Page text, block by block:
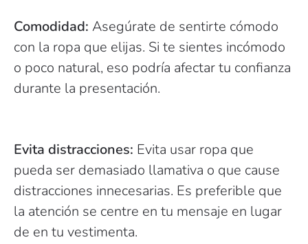
Comodidad: Asegúrate de sentirte cómodo
con la ropa que elijas. Si te sientes incómodo
o poco natural, eso podría afectar tu confianza
durante la presentación.
Evita distracciones: Evita usar ropa que
pueda ser demasiado llamativa o que cause
distracciones innecesarias. Es preferible que
la atención se centre en tu mensaje en lugar
de en tu vestimenta.